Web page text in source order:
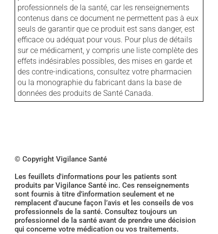
professionnels de la santé, car les renseignements
contenus dans ce document ne permettent pas à eux
seuls de garantir que ce produit est sans danger, est
efficace ou adéquat pour vous. Pour plus de détails
sur ce médicament, y compris une liste complète des
effets indésirables possibles, des mises en garde et
des contre-indications, consultez votre pharmacien
ou la monographie du fabricant dans la base de
données des produits de Santé Canada.
© Copyright Vigilance Santé
Les feuillets d'informations pour les patients sont
produits par Vigilance Santé inc. Ces renseignements
sont fournis à titre d’information seulement et ne
remplacent d’aucune façon l’avis et les conseils de vos
professionnels de la santé. Consultez toujours un
professionnel de la santé avant de prendre une décision
qui concerne votre médication ou vos traitements.